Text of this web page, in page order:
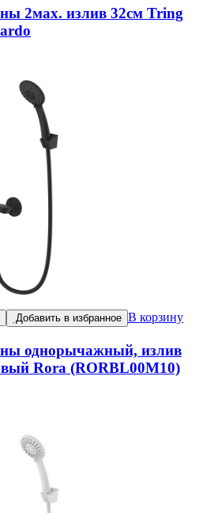
2мах. излив 32см Tring
Добавить в избранное В корзину
однорычажный, излив
Rora (RORBL00M10)